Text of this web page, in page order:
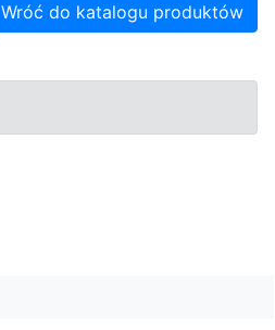
Wróć do katalogu produktów